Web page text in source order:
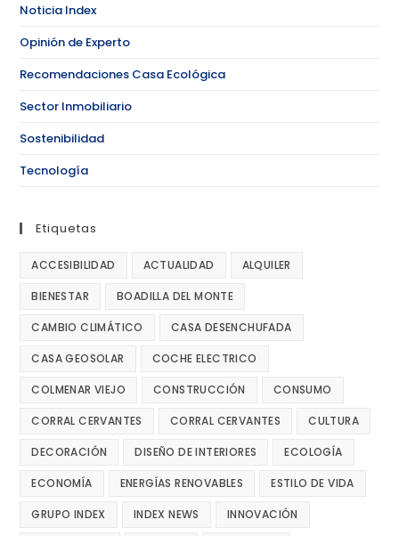
Noticia Index
Opinión de Experto
Recomendaciones Casa Ecológica
Sector Inmobiliario
Sostenibilidad
Tecnología
Etiquetas
ACCESIBILIDAD ACTUALIDAD ALQUILER
BIENESTAR BOADILLA DEL MONTE
CAMBIO CLIMÁTICO CASA DESENCHUFADA
CASA GEOSOLAR COCHE ELECTRICO
COLMENAR VIEJO CONSTRUCCIÓN CONSUMO
CORRAL CERVANTES CORRAL CERVANTES CULTURA
DECORACIÓN DISEÑO DE INTERIORES ECOLOGÍA
ECONOMÍA ENERGÍAS RENOVABLES ESTILO DE VIDA
GRUPO INDEX INDEX NEWS INNOVACIÓN